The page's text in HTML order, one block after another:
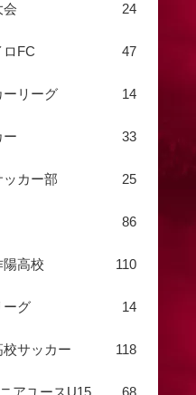
会 24
ロFC 47
ーリーグ 14
ー 33
ッカー部 25
86
陽高校 110
ーグ 14
校サッカー 118
アユースU15 68